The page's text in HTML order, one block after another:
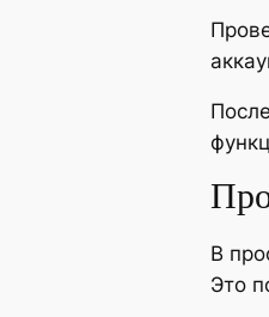
В
Это